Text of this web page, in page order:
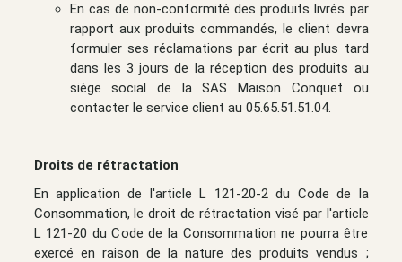
En cas de non-conformité des produits livrés par
rapport aux produits commandés, le client devra
formuler ses réclamations par écrit au plus tard
dans les 3 jours de la réception des produits au
siège social de la SAS Maison Conquet ou
contacter le service client au 05.65.51.51.04.
Droits de rétractation
En application de l'article L 121-20-2 du Code de la
Consommation, le droit de rétractation visé par l'article
L 121-20 du Code de la Consommation ne pourra être
exercé en raison de la nature des produits vendus ;